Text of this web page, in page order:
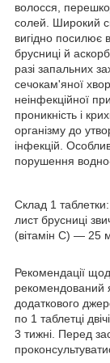
волосся,
солей. Широкий
вигідно посилює
брусниці й
разі запальних
сечокам'яної
неінфекційної
проникність і
організму до
інфекцій.
порушення
Склад 1
лист брусниці
(вітамін С) — 25
Рекомендації
рекомендований
додаткового
по 1 таблетці
3 тижні. Перед